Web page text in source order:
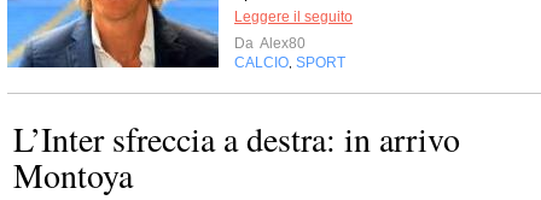
Leggere il seguito
Da Alex80
CALCIO SPORT
L’Inter sfreccia a destra: in arrivo
Montoya